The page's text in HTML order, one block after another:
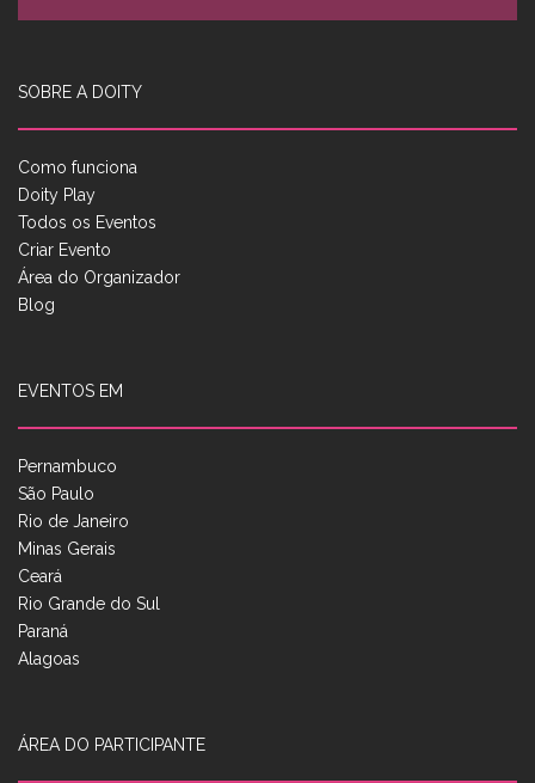
SOBRE A DOITY
Como funciona
Doity Play
Todos os Eventos
Criar Evento
Área do Organizador
Blog
EVENTOS EM
Pernambuco
São Paulo
Rio de Janeiro
Minas Gerais
Ceará
Rio Grande do Sul
Paraná
Alagoas
ÁREA DO PARTICIPANTE